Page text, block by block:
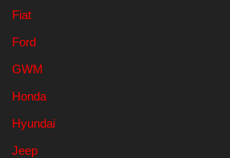
Fiat
Ford
GWM
Honda
Hyundai
Jeep